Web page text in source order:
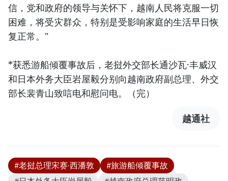
信，党和政府的领导与关怀下，越南人民将克服一切
困难，将受灾群众，特别是受影响家庭的生活早日恢
复正常。"
*获悉游船倾覆事故后，老挝外交部长通沙瓦·丰威汉
和日本外务大臣岩屋毅分别向越南政府副总理、外交
部长裴青山致唁电和慰问电。（完）
越通社
#老挝总理宋赛·西潘敦
#旅游船倾覆事故